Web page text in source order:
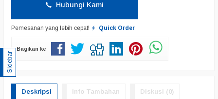
Hubungi Kami
Pemesanan yang lebih cepat! Quick Order
Bagikan ke
Deskripsi Info Tambahan Diskusi (0)
Sidebar